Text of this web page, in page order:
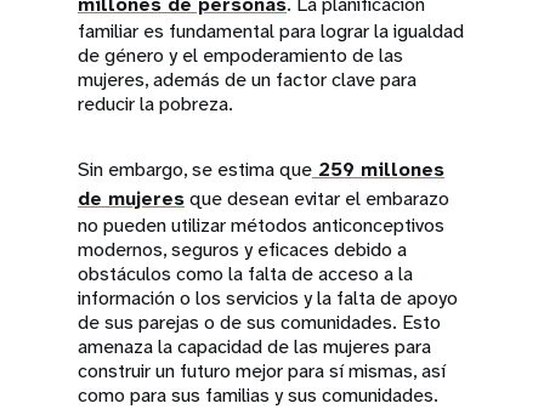
familiar es fundamental para lograr la igualdad
de género y el empoderamiento de las
mujeres, además de un factor clave para
reducir la pobreza.
Sin embargo, se estima que 259 millones
de mujeresque desean evitar el embarazo
no pueden utilizar métodos anticonceptivos
modernos, seguros y eficaces debido a
obstáculos como la falta de acceso a la
información o los servicios y la falta de apoyo
de sus parejas o de sus comunidades. Esto
amenaza la capacidad de las mujeres para
construir un futuro mejor para sí mismas, así
como para sus familias y sus comunidades.